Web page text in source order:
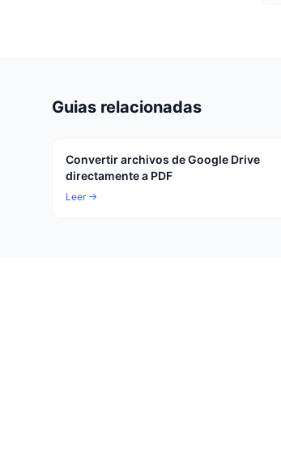
Guias relacionadas
Convertir archivos de Google Drive
directamente a PDF
Leer →